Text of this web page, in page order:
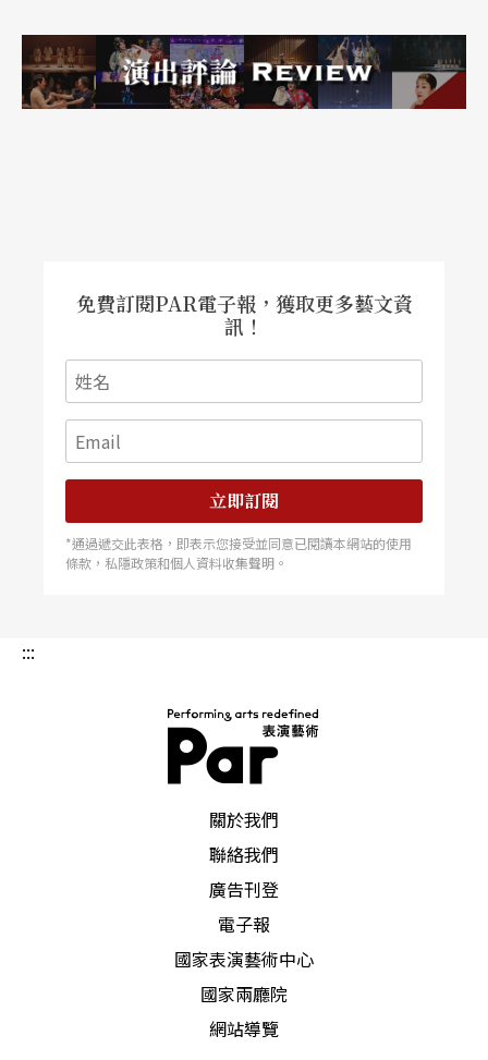
無論是關文勝重作馮婦的裸體演出嚇走一對中年夫
婦、或是吳俊輝與陳品秀的《野草閑花》如何靈光
眞對待，卻只是成為一個炫目的訊息而已。
如果，論述的環境沒有改變的話。
新鮮的創作與隱涵的分裂──「小小劇場」出現？
但是，不論外在環境如何，小劇場終究有其自己的
生態，與相應的進化軌跡。近來這些年，或是小劇
場工作者對空間的特殊喜愛，或是，對更低場租或
來（雖然，大多已經倒閉了）。
此類的演出，雖然在表面上，拓廣了小劇場的領
域，卻使得小劇場在另一方向上，成為更隱密的地
下運動，更成為一個族群的秘密集會，在生態上，
成為一個標準的「水族箱生態」，自給自足。於
是，在這個傾向上，逐漸產生了小劇場的第二次分
裂（自屛風、優劇場……進入商業或國家機器編制
的第一次小劇場分裂後），宛如「外百老匯」與
免費訂閱PAR電子報，獲取更多藝文資
訊！
立即訂閱
*通過遞交此表格，即表示您接受並同意已閱讀本網站的使用
條款，私隱政策和個人資料收集聲明。
:::
關於我們
聯絡我們
廣告刊登
電子報
國家表演藝術中心
國家兩廳院
網站導覽